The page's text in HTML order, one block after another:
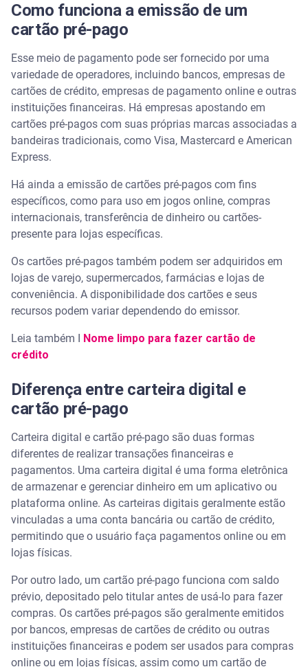
Como funciona a emissão de um
cartão pré-pago
Esse meio de pagamento pode ser fornecido por uma
variedade de operadores, incluindo bancos, empresas de
cartões de crédito, empresas de pagamento online e outras
instituições financeiras. Há empresas apostando em
cartões pré-pagos com suas próprias marcas associadas a
bandeiras tradicionais, como Visa, Mastercard e American
Express.
Há ainda a emissão de cartões pré-pagos com fins
específicos, como para uso em jogos online, compras
internacionais, transferência de dinheiro ou cartões-
presente para lojas específicas.
Os cartões pré-pagos também podem ser adquiridos em
lojas de varejo, supermercados, farmácias e lojas de
conveniência. A disponibilidade dos cartões e seus
recursos podem variar dependendo do emissor.
Leia também I
Nome limpo para fazer cartão de
crédito
Diferença entre carteira digital e
cartão pré-pago
Carteira digital e cartão pré-pago são duas formas
diferentes de realizar transações financeiras e
pagamentos. Uma carteira digital é uma forma eletrônica
de armazenar e gerenciar dinheiro em um aplicativo ou
plataforma online. As carteiras digitais geralmente estão
vinculadas a uma conta bancária ou cartão de crédito,
permitindo que o usuário faça pagamentos online ou em
lojas físicas.
Por outro lado, um cartão pré-pago funciona com saldo
prévio, depositado pelo titular antes de usá-lo para fazer
compras. Os cartões pré-pagos são geralmente emitidos
por bancos, empresas de cartões de crédito ou outras
instituições financeiras e podem ser usados para compras
online ou em lojas físicas, assim como um cartão de